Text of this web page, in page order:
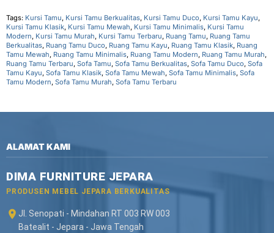
Tags: Kursi Tamu, Kursi Tamu Berkualitas, Kursi Tamu Duco, Kursi Tamu Kayu,
Kursi Tamu Klasik, Kursi Tamu Mewah, Kursi Tamu Minimalis, Kursi Tamu
Modern, Kursi Tamu Murah, Kursi Tamu Terbaru, Ruang Tamu, Ruang Tamu
Berkualitas, Ruang Tamu Duco, Ruang Tamu Kayu, Ruang Tamu Klasik, Ruang
Tamu Mewah, Ruang Tamu Minimalis, Ruang Tamu Modern, Ruang Tamu Murah,
Ruang Tamu Terbaru, Sofa Tamu, Sofa Tamu Berkualitas, Sofa Tamu Duco, Sofa
Tamu Kayu, Sofa Tamu Klasik, Sofa Tamu Mewah, Sofa Tamu Minimalis, Sofa
Tamu Modern, Sofa Tamu Murah, Sofa Tamu Terbaru
ALAMAT KAMI
DIMA FURNITURE JEPARA
PRODUSEN MEBEL JEPARA BERKUALITAS
Jl. Senopati - Mindahan RT 003 RW 003
Batealit - Jepara - Jawa Tengah